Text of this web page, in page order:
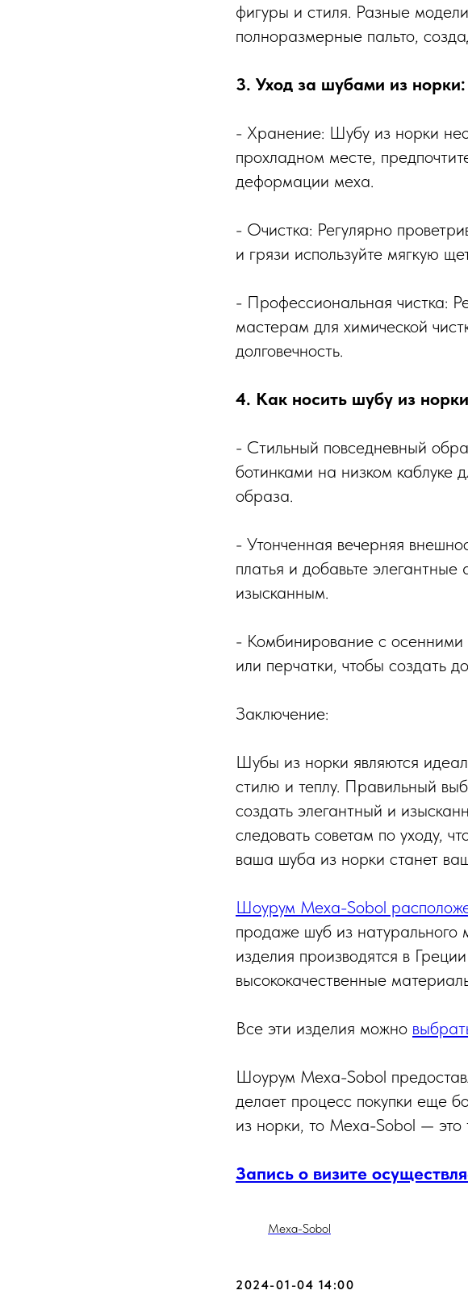
фигуры и стиля. Разные
полноразмерные пальто,
3. Уход за шубами из норки:
- Хранение: Шубу из норки
прохладном месте,
деформации меха.
- Очистка: Регулярно
и грязи используйте мягкую
- Профессиональная чистка:
мастерам для химической
долговечность.
4. Как носить шубу из
- Стильный повседневный
ботинками на низком каблуке
образа.
- Утонченная вечерняя
платья и добавьте
изысканным.
- Комбинирование с
или перчатки, чтобы создать
Заключение:
Шубы из норки являются
стилю и теплу. Правильный
создать элегантный и
следовать советам по уходу,
ваша шуба из норки станет
Шоурум Mexa-Sobol
продаже шуб из
изделия производятся в
высококачественные
Все эти изделия можно
Шоурум Mexa-Sobol
делает процесс покупки еще
из норки, то Mexa-Sobol — это
Запись о визите
Mexa-Sobol
2024-01-04 14:00